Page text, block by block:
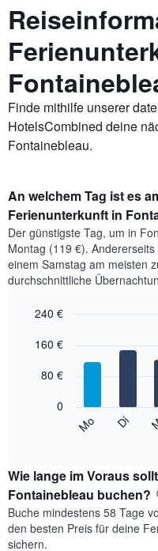
Finde mithilfe unserer
HotelsCombined deine
Fontainebleau.
An welchem Tag ist es
Ferienunterkunft in
Der günstigste Tag, um in
Montag (119 €).
einem Samstag am meisten
durchschnittliche
chart
bars.
den
durchschnittlichen
Preis
eines
Zimmers
für
graphic.
Mo Di
0
80 €
160 €
240 €
Wie lange im Voraus
Fontainebleau buchen?
Buche mindestens 58 Tage
den besten Preis für deine
sichern.